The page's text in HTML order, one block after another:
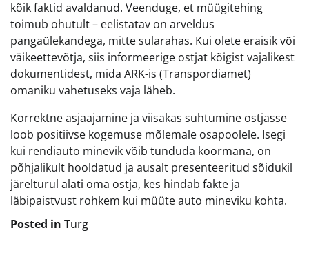
kõik faktid avaldanud. Veenduge, et müügitehing
toimub ohutult – eelistatav on arveldus
pangaülekandega, mitte sularahas. Kui olete eraisik või
väikeettevõtja, siis informeerige ostjat kõigist vajalikest
dokumentidest, mida ARK-is (Transpordiamet)
omaniku vahetuseks vaja läheb.
Korrektne asjaajamine ja viisakas suhtumine ostjasse
loob positiivse kogemuse mõlemale osapoolele. Isegi
kui rendiauto minevik võib tunduda koormana, on
põhjalikult hooldatud ja ausalt presenteeritud sõidukil
järelturul alati oma ostja, kes hindab fakte ja
läbipaistvust rohkem kui müüte auto mineviku kohta.
Posted in Turg